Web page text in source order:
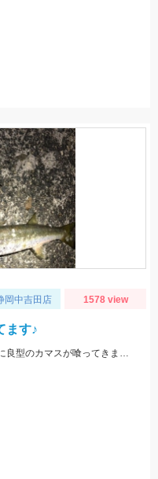
岡中吉田店 1578 view
ます♪
スタッフ木村の釣果。チビキャロスワンプに良型のカマスが喰ってきました。